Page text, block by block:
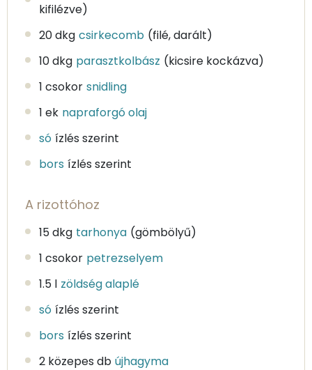
kifilézve)
20 dkg csirkecomb (filé, darált)
10 dkg parasztkolbász (kicsire kockázva)
1 csokor snidling
1 ek napraforgó olaj
só ízlés szerint
bors ízlés szerint
A rizottóhoz
15 dkg tarhonya (gömbölyű)
1 csokor petrezselyem
1.5 l zöldség alaplé
só ízlés szerint
bors ízlés szerint
2 közepes db újhagyma